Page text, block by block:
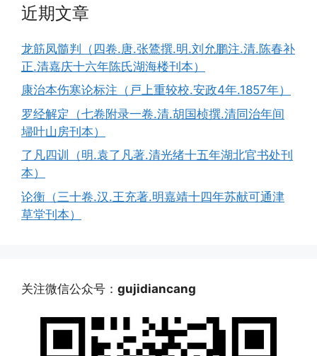
近期文章
龙筋凤髓判（四卷.唐.张鷟撰.明.刘允鹏注.清.陈春补
正.清嘉庆十六年陈氏湖海楼刊本）
康治本伤寒论标注（戸上重较校.安政4年.1857年）
罗经解定（七卷附录一卷.清.胡国桢撰.清同治年间
埽叶山房刊本）
了凡四训（明.袁了凡著.清光绪十五年湖北官书处刊
本）
论衡（三十卷.汉.王充著.明嘉靖十四年苏献可通津
草堂刊本）
关注微信公众号： gujidiancang